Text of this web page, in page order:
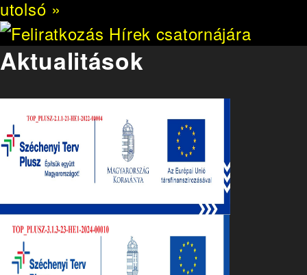
utolsó »
Aktualitások